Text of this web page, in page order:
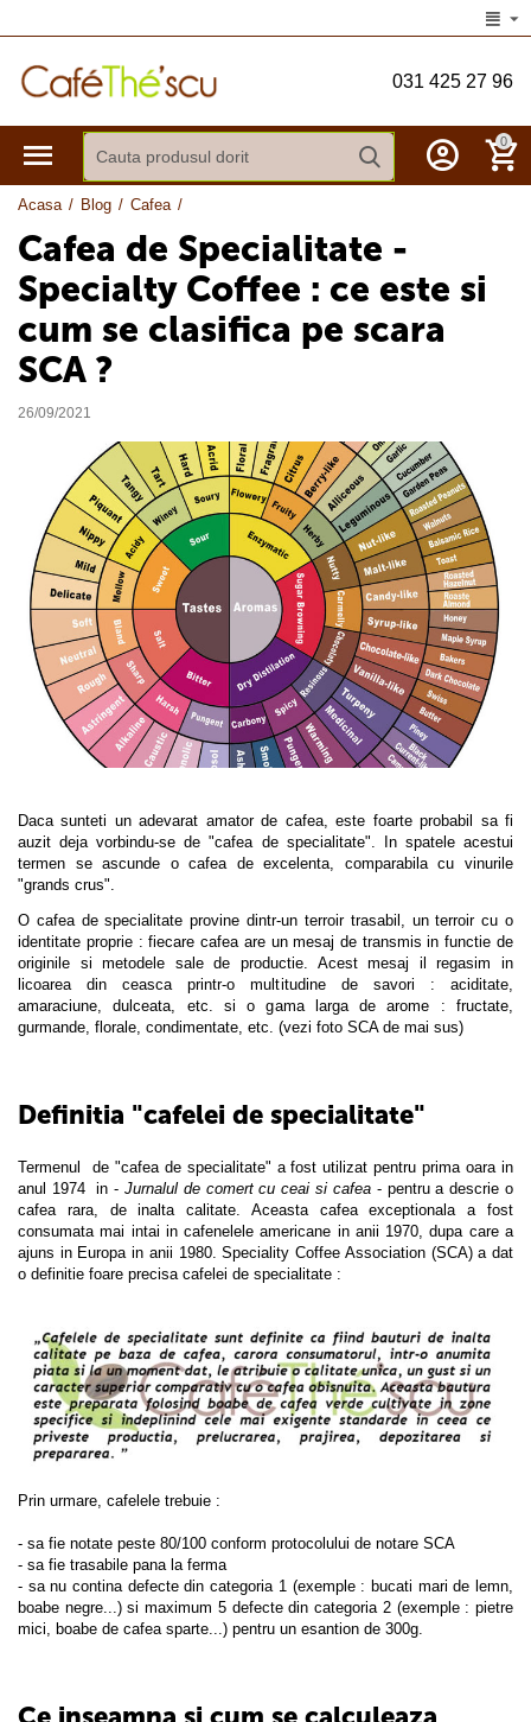
031 425 27 96
0
Acasa / Blog / Cafea /
Cafea de Specialitate -
Specialty Coffee : ce este si
cum se clasifica pe scara
SCA ?
26/09/2021
Daca sunteti un adevarat amator de cafea, este foarte probabil sa fi
auzit deja vorbindu-se de "cafea de specialitate". In spatele acestui
termen se ascunde o cafea de excelenta, comparabila cu vinurile
"grands crus".
O cafea de specialitate provine dintr-un terroir trasabil, un terroir cu o
identitate proprie : fiecare cafea are un mesaj de transmis in functie de
originile si metodele sale de productie. Acest mesaj il regasim in
licoarea din ceasca printr-o multitudine de savori : aciditate,
amaraciune, dulceata, etc. si o gama larga de arome : fructate,
gurmande, florale, condimentate, etc. (vezi foto SCA de mai sus)
Definitia "cafelei de specialitate"
Termenul de "cafea de specialitate" a fost utilizat pentru prima oara in
anul 1974 in -Jurnalul de comert cu ceai si cafea- pentru a descrie o
cafea rara, de inalta calitate. Aceasta cafea exceptionala a fost
consumata mai intai in cafenelele americane in anii 1970, dupa care a
ajuns in Europa in anii 1980. Speciality Coffee Association (SCA) a dat
o definitie foare precisa cafelei de specialitate :
Prin urmare, cafelele trebuie :
- sa fie notate peste 80/100 conform protocolului de notare SCA
- sa fie trasabile pana la ferma
- sa nu contina defecte din categoria 1 (exemple : bucati mari de lemn,
boabe negre...) si maximum 5 defecte din categoria 2 (exemple : pietre
mici, boabe de cafea sparte...) pentru un esantion de 300g.